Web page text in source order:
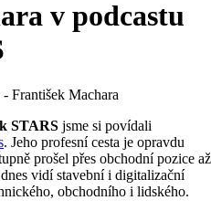
v podcastu
STARS jsme si povídali
. Jeho profesní cesta je opravdu
prošel přes obchodní pozice až
vidí stavební i digitalizační
obchodního i lidského.